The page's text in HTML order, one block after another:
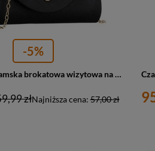
-5%
Kopertówka damska brokatowa wizytowa na łańcuszku Rovicky R-XS029-2 mała czarna
Najniższa cena:57,00 zł
zł